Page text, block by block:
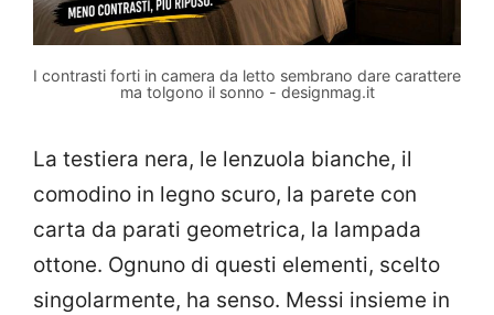
I contrasti forti in camera da letto sembrano dare carattere
ma tolgono il sonno - designmag.it
La testiera nera, le lenzuola bianche, il
comodino in legno scuro, la parete con
carta da parati geometrica, la lampada
ottone. Ognuno di questi elementi, scelto
singolarmente, ha senso. Messi insieme in